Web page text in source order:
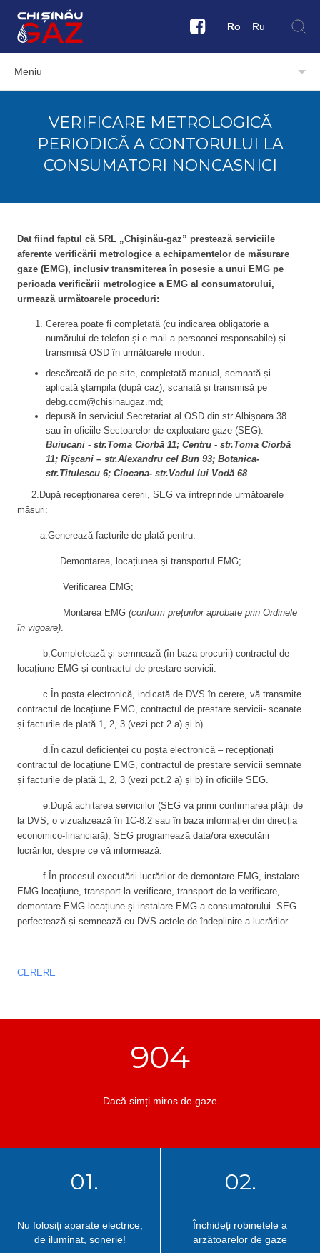
Ro Ru
Meniu
VERIFICARE METROLOGICĂ
PERIODICĂ A CONTORULUI LA
CONSUMATORI NONCASNICI
Dat fiind faptul că SRL „Chișinău-gaz” prestează serviciile
aferente verificării metrologice a echipamentelor de măsurare
gaze (EMG), inclusiv transmiterea în posesie a unui EMG pe
perioada verificării metrologice a EMG al consumatorului,
urmează următoarele proceduri:
Cererea poate fi completată (cu indicarea obligatorie a
numărului de telefon și e-mail a persoanei responsabile) și
transmisă OSD în următoarele moduri:
descărcată de pe site, completată manual, semnată și
aplicată ștampila (după caz), scanată și transmisă pe
debg.ccm@chisinaugaz.md;
depusă în serviciul Secretariat al OSD din str.Albișoara 38
sau în oficiile Sectoarelor de exploatare gaze (SEG):
Buiucani - str.Toma Ciorbă 11; Centru - str.Toma Ciorbă
11; Rîșcani – str.Alexandru cel Bun 93; Botanica-
str.Titulescu 6; Ciocana- str.Vadul lui Vodă 68.
2.După recepționarea cererii, SEG va întreprinde următoarele
măsuri:
a.Generează facturile de plată pentru:
Demontarea, locațiunea și transportul EMG;
Verificarea EMG;
Montarea EMG (conform prețurilor aprobate prin Ordinele
în vigoare).
b.Completează și semnează (în baza procurii) contractul de
locațiune EMG și contractul de prestare servicii.
c.În poșta electronică, indicată de DVS în cerere, vă transmite
contractul de locațiune EMG, contractul de prestare servicii- scanate
și facturile de plată 1, 2, 3 (vezi pct.2 a) și b).
d.În cazul deficienței cu poșta electronică – recepționați
contractul de locațiune EMG, contractul de prestare servicii semnate
și facturile de plată 1, 2, 3 (vezi pct.2 a) și b) în oficiile SEG.
e.După achitarea serviciilor (SEG va primi confirmarea plății de
la DVS; o vizualizează în 1C-8.2 sau în baza informației din direcția
economico-financiară), SEG programează data/ora executării
lucrărilor, despre ce vă informează.
f.În procesul executării lucrărilor de demontare EMG, instalare
EMG-locațiune, transport la verificare, transport de la verificare,
demontare EMG-locațiune și instalare EMG a consumatorului- SEG
perfectează și semnează cu DVS actele de îndeplinire a lucrărilor.
CERERE
904
Dacă simți miros de gaze
01.
Nu folosiți aparate electrice,
de iluminat, sonerie!
02.
Închideți robinetele a
arzătoarelor de gaze